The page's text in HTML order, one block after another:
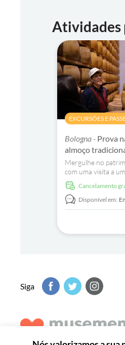
Atividades
EXCURSÕES E
Bologna - Prova
almoço
Mergulhe no
com uma visita a
a uma acetaia e à
antiga.Cancelamento
Disponível em: En
Siga